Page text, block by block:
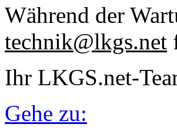
Während der
technik@lkgs.net
Ihr LKGS.net-
Gehe zu: